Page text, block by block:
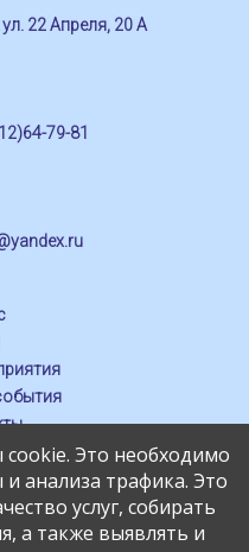
22 Апреля, 20 А
79-81
cookie. Это необходимо
анализа трафика. Это
услуг, собирать
а также выявлять и